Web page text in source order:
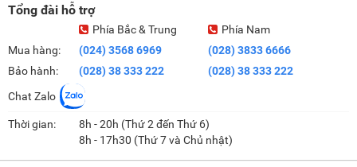
Tổng đài hỗ trợ
Mua hàng:
Bảo hành:
Phía Bắc & Trung
(024) 3568 6969
(028) 38 333 222
Phía Nam
(028) 3833 6666
(028) 38 333 222
Chat Zalo
Thời gian:
8h - 20h (Thứ 2 đến Thứ 6)
8h - 17h30 (Thứ 7 và Chủ nhật)